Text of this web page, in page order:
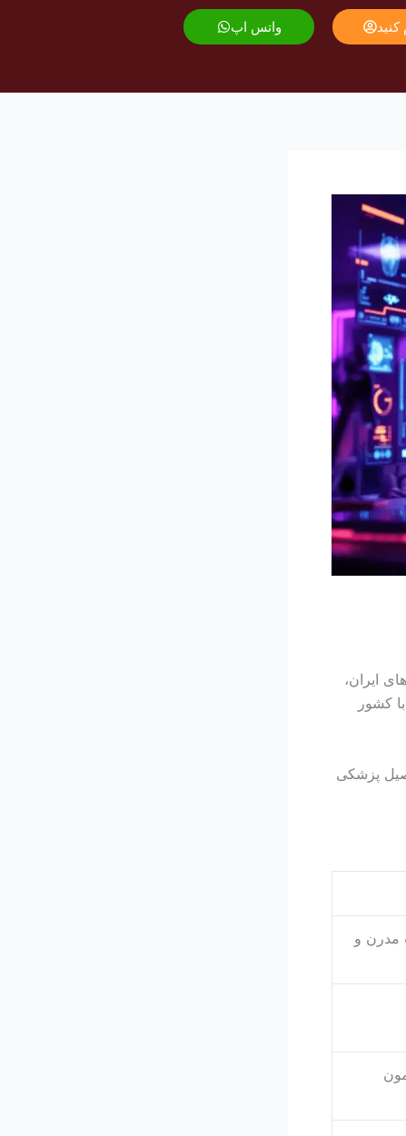
کنید واتس اپ
ایران،
کشور
پزشکی
مدرن و